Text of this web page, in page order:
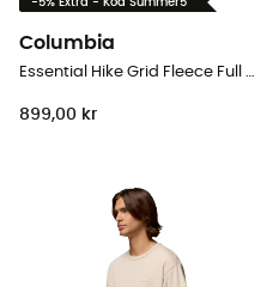
Columbia
Essential Hike Grid Fleece Full Zip Jacket - Fleecetröjor - Dam
899,00 kr